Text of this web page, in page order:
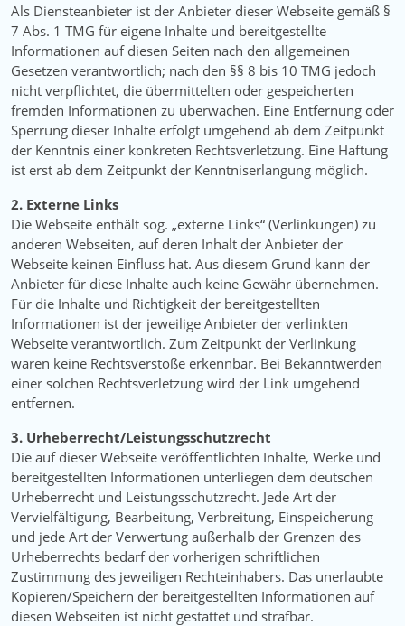
Als Diensteanbieter ist der Anbieter dieser Webseite gemäß §
7 Abs. 1 TMG für eigene Inhalte und bereitgestellte
Informationen auf diesen Seiten nach den allgemeinen
Gesetzen verantwortlich; nach den §§ 8 bis 10 TMG jedoch
nicht verpflichtet, die übermittelten oder gespeicherten
fremden Informationen zu überwachen. Eine Entfernung oder
Sperrung dieser Inhalte erfolgt umgehend ab dem Zeitpunkt
der Kenntnis einer konkreten Rechtsverletzung. Eine Haftung
ist erst ab dem Zeitpunkt der Kenntniserlangung möglich.
2. Externe Links
Die Webseite enthält sog. „externe Links“ (Verlinkungen) zu
anderen Webseiten, auf deren Inhalt der Anbieter der
Webseite keinen Einfluss hat. Aus diesem Grund kann der
Anbieter für diese Inhalte auch keine Gewähr übernehmen.
Für die Inhalte und Richtigkeit der bereitgestellten
Informationen ist der jeweilige Anbieter der verlinkten
Webseite verantwortlich. Zum Zeitpunkt der Verlinkung
waren keine Rechtsverstöße erkennbar. Bei Bekanntwerden
einer solchen Rechtsverletzung wird der Link umgehend
entfernen.
3. Urheberrecht/Leistungsschutzrecht
Die auf dieser Webseite veröffentlichten Inhalte, Werke und
bereitgestellten Informationen unterliegen dem deutschen
Urheberrecht und Leistungsschutzrecht. Jede Art der
Vervielfältigung, Bearbeitung, Verbreitung, Einspeicherung
und jede Art der Verwertung außerhalb der Grenzen des
Urheberrechts bedarf der vorherigen schriftlichen
Zustimmung des jeweiligen Rechteinhabers. Das unerlaubte
Kopieren/Speichern der bereitgestellten Informationen auf
diesen Webseiten ist nicht gestattet und strafbar.